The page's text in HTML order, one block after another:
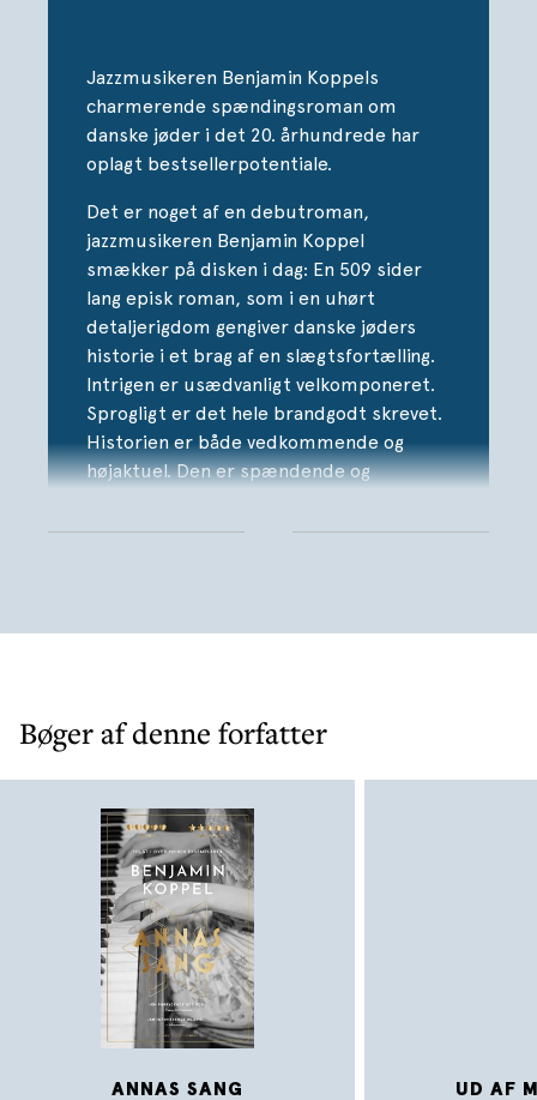
ukueligt livsmod og altovervindende kærlighed.
Bogen, der er Benjamin Koppels første roman, er
inspireret af sande historier.
Jazzmusikeren Benjamin Koppels
charmerende spændingsroman om
danske jøder i det 20. århundrede har
oplagt bestsellerpotentiale.
Det er noget af en debutroman,
jazzmusikeren Benjamin Koppel
smækker på disken i dag: En 509 sider
lang episk roman, som i en uhørt
detaljerigdom gengiver danske jøders
historie i et brag af en slægtsfortælling.
Intrigen er usædvanligt velkomponeret.
Sprogligt er det hele brandgodt skrevet.
Historien er både vedkommende og
højaktuel. Den er spændende og
sød som en fransk dessert, lun og
ligestillingsmæssigt spor, som på sin vis
er selvstændige hovedtemaer sammen
med flygtningeproblematikker og
integrationskonflikter. Kunststykket er,
at bogen formår at være både
vedkommende, politisk, feministisk og
insisterende - uden at det falder i en
grøft til hverken den ene eller den anden
side.
Bøger af denne forfatter
ANNAS SANG UD AF